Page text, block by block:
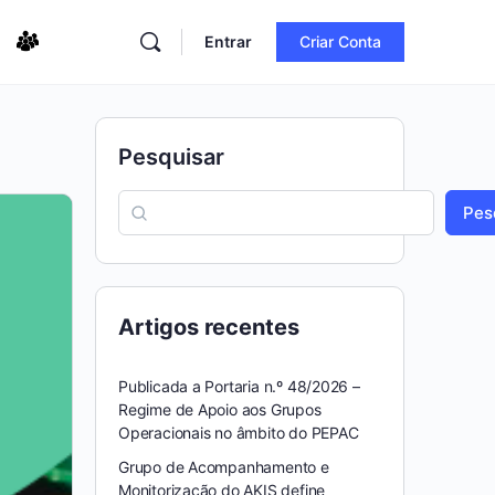
Entrar Criar Conta
Pesquisar
Artigos recentes
Publicada a Portaria n.º 48/2026 –
Regime de Apoio aos Grupos
Operacionais no âmbito do PEPAC
Grupo de Acompanhamento e
Monitorização do AKIS define